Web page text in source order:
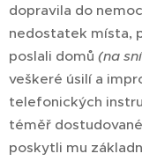
dopravila do
nedostatek místa,
poslali domů (na
veškeré úsilí a
telefonických
téměř
poskytli mu